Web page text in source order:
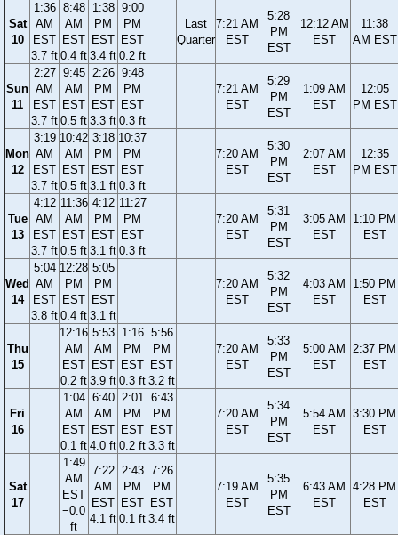
Sat
10
1:36
AM
EST
3.7 ft
8:48
AM
EST
0.4 ft
1:38
PM
EST
3.4 ft
9:00
PM
EST
0.2 ft
Last
Quarter
7:21 AM
EST
5:28
PM
EST
12:12 AM
EST
11:38
AM EST
Sun
11
2:27
AM
EST
3.7 ft
9:45
AM
EST
0.5 ft
2:26
PM
EST
3.3 ft
9:48
PM
EST
0.3 ft
7:21 AM
EST
5:29
PM
EST
1:09 AM
EST
12:05
PM EST
Mon
12
3:19
AM
EST
3.7 ft
10:42
AM
EST
0.5 ft
3:18
PM
EST
3.1 ft
10:37
PM
EST
0.3 ft
7:20 AM
EST
5:30
PM
EST
2:07 AM
EST
12:35
PM EST
Tue
13
4:12
AM
EST
3.7 ft
11:36
AM
EST
0.5 ft
4:12
PM
EST
3.1 ft
11:27
PM
EST
0.3 ft
7:20 AM
EST
5:31
PM
EST
3:05 AM
EST
1:10 PM
EST
Wed
14
5:04
AM
EST
3.8 ft
12:28
PM
EST
0.4 ft
5:05
PM
EST
3.1 ft
7:20 AM
EST
5:32
PM
EST
4:03 AM
EST
1:50 PM
EST
Thu
15
12:16
AM
EST
0.2 ft
5:53
AM
EST
3.9 ft
1:16
PM
EST
0.3 ft
5:56
PM
EST
3.2 ft
7:20 AM
EST
5:33
PM
EST
5:00 AM
EST
2:37 PM
EST
Fri
16
1:04
AM
EST
0.1 ft
6:40
AM
EST
4.0 ft
2:01
PM
EST
0.2 ft
6:43
PM
EST
3.3 ft
7:20 AM
EST
5:34
PM
EST
5:54 AM
EST
3:30 PM
EST
Sat
17
1:49
AM
EST
−0.0
ft
7:22
AM
EST
4.1 ft
2:43
PM
EST
0.1 ft
7:26
PM
EST
3.4 ft
7:19 AM
EST
5:35
PM
EST
6:43 AM
EST
4:28 PM
EST